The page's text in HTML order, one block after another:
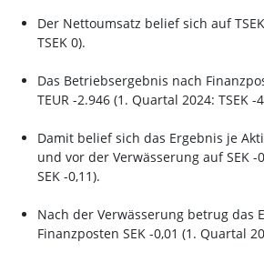
Der Nettoumsatz belief sich auf
TSEK 0).
Das Betriebsergebnis nach
TEUR -2.946 (1. Quartal 2024: TSEK -
Damit belief sich das Ergebnis je
und vor der Verwässerung auf SEK -
SEK -0,11).
Nach der Verwässerung betrug das
Finanzposten SEK -0,01 (1. Quartal